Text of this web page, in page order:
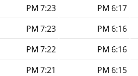
6:17 PM
7:23 PM
6:16 PM
7:23 PM
6:16 PM
7:22 PM
6:15 PM
7:21 PM